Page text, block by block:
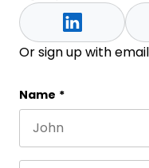
Or sign up with
Comments
Este campo es un
Name *